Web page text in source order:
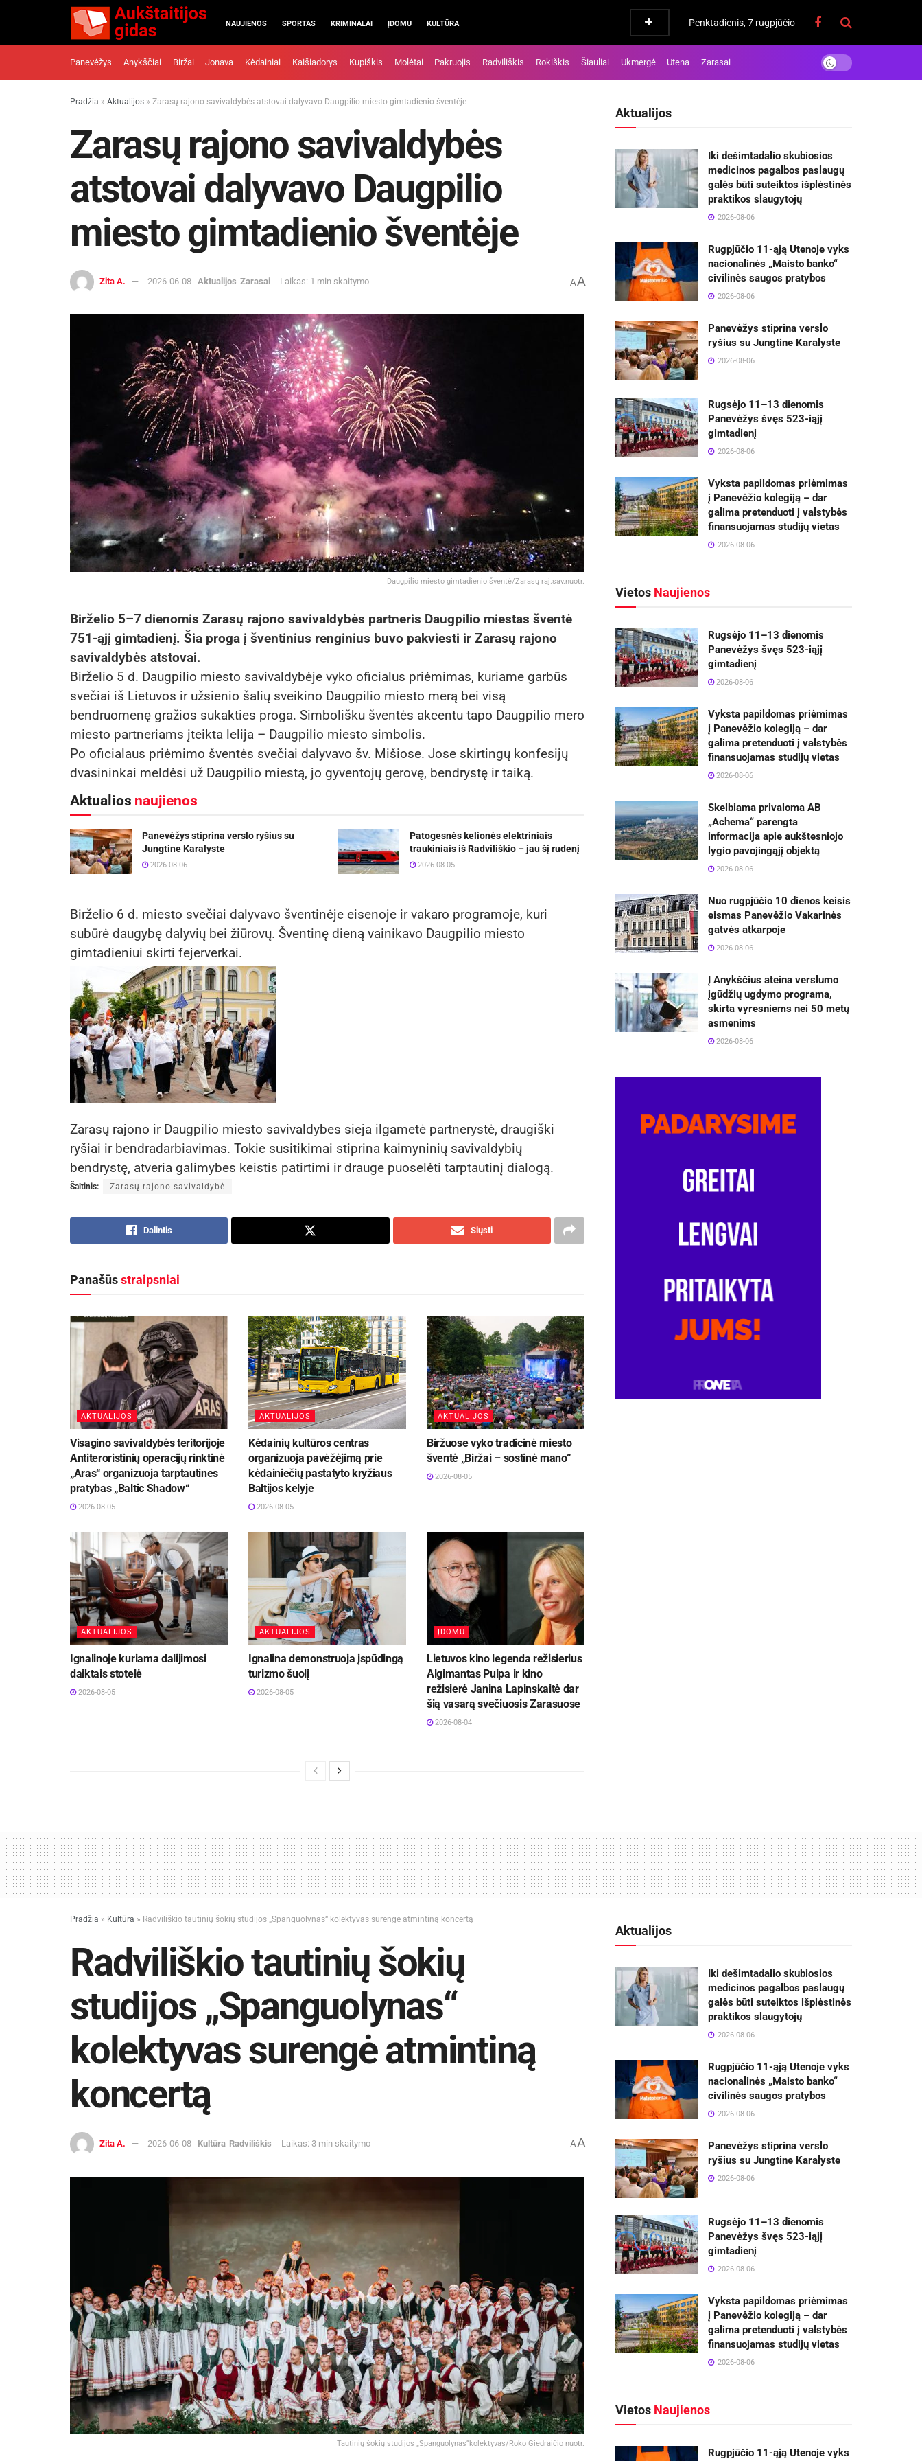
NAUJIENOS SPORTAS KRIMINALAI ĮDOMU KULTŪRA Penktadienis, 7 rugpjūčio
Panevėžys Anykščiai Biržai Jonava Kėdainiai Kaišiadorys Kupiškis Molėtai Pakruojis Radviliškis Rokiškis Šiauliai Ukmergė Utena Zarasai
Pradžia » Aktualijos » Zarasų rajono savivaldybės atstovai dalyvavo Daugpilio miesto gimtadienio šventėje
Zarasų rajono savivaldybės
atstovai dalyvavo Daugpilio
miesto gimtadienio šventėje
Zita A. 2026-06-08 Aktualijos Zarasai Laikas: 1 min skaitymo AA
Daugpilio miesto gimtadienio šventė/Zarasų raj.sav.nuotr.
Birželio 5–7 dienomis Zarasų rajono savivaldybės partneris Daugpilio miestas šventė
751-ąjį gimtadienį. Šia proga į šventinius renginius buvo pakviesti ir Zarasų rajono
savivaldybės atstovai.
Birželio 5 d. Daugpilio miesto savivaldybėje vyko oficialus priėmimas, kuriame garbūs
svečiai iš Lietuvos ir užsienio šalių sveikino Daugpilio miesto merą bei visą
bendruomenę gražios sukakties proga. Simbolišku šventės akcentu tapo Daugpilio mero
miesto partneriams įteikta lelija – Daugpilio miesto simbolis.
Po oficialaus priėmimo šventės svečiai dalyvavo šv. Mišiose. Jose skirtingų konfesijų
dvasininkai meldėsi už Daugpilio miestą, jo gyventojų gerovę, bendrystę ir taiką.
Aktualios naujienos
Panevėžys stiprina verslo ryšius su
Jungtine Karalyste
2026-08-06
Patogesnės kelionės elektriniais
traukiniais iš Radviliškio – jau šį rudenį
2026-08-05
Birželio 6 d. miesto svečiai dalyvavo šventinėje eisenoje ir vakaro programoje, kuri
subūrė daugybę dalyvių bei žiūrovų. Šventinę dieną vainikavo Daugpilio miesto
gimtadieniui skirti fejerverkai.
Zarasų rajono ir Daugpilio miesto savivaldybes sieja ilgametė partnerystė, draugiški
ryšiai ir bendradarbiavimas. Tokie susitikimai stiprina kaimyninių savivaldybių
bendrystę, atveria galimybes keistis patirtimi ir drauge puoselėti tarptautinį dialogą.
Šaltinis: Zarasų rajono savivaldybė
Dalintis Siųsti
Panašūsstraipsniai
AKTUALIJOS
Visagino savivaldybės teritorijoje
Antiteroristinių operacijų rinktinė
„Aras“ organizuoja tarptautines
pratybas „Baltic Shadow“
2026-08-05
AKTUALIJOS
Kėdainių kultūros centras
organizuoja pavėžėjimą prie
kėdainiečių pastatyto kryžiaus
Baltijos kelyje
2026-08-05
AKTUALIJOS
Biržuose vyko tradicinė miesto
šventė „Biržai – sostinė mano“
2026-08-05
AKTUALIJOS
Ignalinoje kuriama dalijimosi
daiktais stotelė
2026-08-05
AKTUALIJOS
Ignalina demonstruoja įspūdingą
turizmo šuolį
2026-08-05
ĮDOMU
Lietuvos kino legenda režisierius
Algimantas Puipa ir kino
režisierė Janina Lapinskaitė dar
šią vasarą svečiuosis Zarasuose
2026-08-04
Aktualijos
Iki dešimtadalio skubiosios
medicinos pagalbos paslaugų
galės būti suteiktos išplėstinės
praktikos slaugytojų
2026-08-06
Rugpjūčio 11-ąją Utenoje vyks
nacionalinės „Maisto banko“
civilinės saugos pratybos
2026-08-06
Panevėžys stiprina verslo
ryšius su Jungtine Karalyste
2026-08-06
Rugsėjo 11–13 dienomis
Panevėžys švęs 523-iąjį
gimtadienį
2026-08-06
Vyksta papildomas priėmimas
į Panevėžio kolegiją – dar
galima pretenduoti į valstybės
finansuojamas studijų vietas
2026-08-06
Vietos Naujienos
Rugsėjo 11–13 dienomis
Panevėžys švęs 523-iąjį
gimtadienį
2026-08-06
Vyksta papildomas priėmimas
į Panevėžio kolegiją – dar
galima pretenduoti į valstybės
finansuojamas studijų vietas
2026-08-06
Skelbiama privaloma AB
„Achema“ parengta
informacija apie aukštesniojo
lygio pavojingąjį objektą
2026-08-06
Nuo rugpjūčio 10 dienos keisis
eismas Panevėžio Vakarinės
gatvės atkarpoje
2026-08-06
Į Anykščius ateina verslumo
įgūdžių ugdymo programa,
skirta vyresniems nei 50 metų
asmenims
2026-08-06
Pradžia » Kultūra » Radviliškio tautinių šokių studijos „Spanguolynas“ kolektyvas surengė atmintiną koncertą
Radviliškio tautinių šokių
studijos „Spanguolynas“
kolektyvas surengė atmintiną
koncertą
Zita A. 2026-06-08 Kultūra Radviliškis Laikas: 3 min skaitymo AA
Tautinių šokių studijos „Spanguolynas“kolektyvas/Roko Giedraičio nuotr.
Aktualijos
Iki dešimtadalio skubiosios
medicinos pagalbos paslaugų
galės būti suteiktos išplėstinės
praktikos slaugytojų
2026-08-06
Rugpjūčio 11-ąją Utenoje vyks
nacionalinės „Maisto banko“
civilinės saugos pratybos
2026-08-06
Panevėžys stiprina verslo
ryšius su Jungtine Karalyste
2026-08-06
Rugsėjo 11–13 dienomis
Panevėžys švęs 523-iąjį
gimtadienį
2026-08-06
Vyksta papildomas priėmimas
į Panevėžio kolegiją – dar
galima pretenduoti į valstybės
finansuojamas studijų vietas
2026-08-06
Vietos Naujienos
Rugpjūčio 11-ąją Utenoje vyks